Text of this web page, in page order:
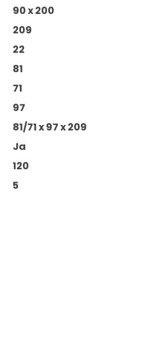
90 x 200
209
22
81
71
97
81/71 x 97 x 209
Ja
120
5